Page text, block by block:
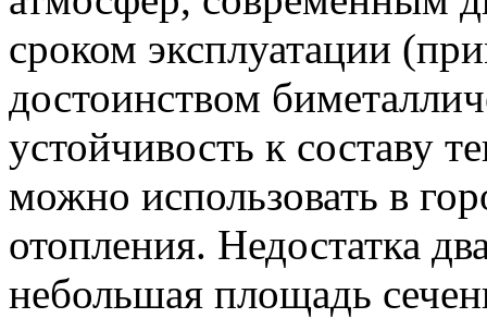
сроком эксплуатации
достоинством
устойчивость к составу
можно использовать в
отопления. Недостатка
небольшая площадь